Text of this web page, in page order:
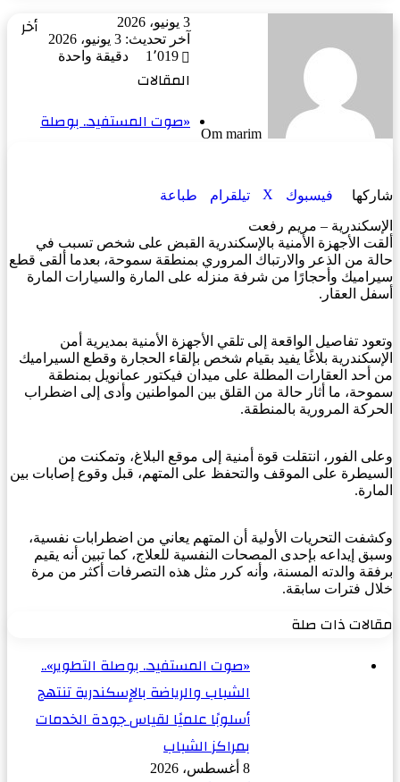
Om marim
أرسل
بريدا
إلكترونيا
3 يونيو، 2026
آخر تحديث: 3 يونيو، 2026
1٬019
دقيقة واحدة
شاركها فيسبوك ‫X تيلقرام
طباعة
الإسكندرية – مريم رفعت
ألقت الأجهزة الأمنية بالإسكندرية القبض على شخص تسبب في
حالة من الذعر والارتباك المروري بمنطقة سموحة، بعدما ألقى قطع
سيراميك وأحجارًا من شرفة منزله على المارة والسيارات المارة
أسفل العقار.
وتعود تفاصيل الواقعة إلى تلقي الأجهزة الأمنية بمديرية أمن
الإسكندرية بلاغًا يفيد بقيام شخص بإلقاء الحجارة وقطع السيراميك
من أحد العقارات المطلة على ميدان فيكتور عمانويل بمنطقة
سموحة، ما أثار حالة من القلق بين المواطنين وأدى إلى اضطراب
الحركة المرورية بالمنطقة.
وعلى الفور، انتقلت قوة أمنية إلى موقع البلاغ، وتمكنت من
السيطرة على الموقف والتحفظ على المتهم، قبل وقوع إصابات بين
المارة.
وكشفت التحريات الأولية أن المتهم يعاني من اضطرابات نفسية،
وسبق إيداعه بإحدى المصحات النفسية للعلاج، كما تبين أنه يقيم
برفقة والدته المسنة، وأنه كرر مثل هذه التصرفات أكثر من مرة
خلال فترات سابقة.
مقالات ذات صلة
«صوت المستفيد.. بوصلة التطوير»..
الشباب والرياضة بالإسكندرية تنتهج
أسلوبًا علميًا لقياس جودة الخدمات
بمراكز الشباب
8 أغسطس، 2026
أخر
المقالات
«صوت المستفيد.. بوصلة